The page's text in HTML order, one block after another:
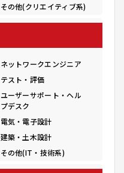
その他(クリエイティブ系)
ネットワークエンジニア
テスト・評価
ユーザーサポート・ヘル
プデスク
電気・電子設計
建築・土木設計
その他(IT・技術系)